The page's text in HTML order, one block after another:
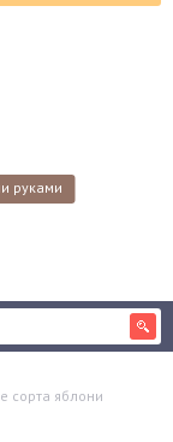
руками
сорта яблони